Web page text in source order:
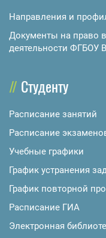
Направления и
Документы на право
деятельности ФГБОУ
Студенту
Расписание занятий
Расписание
Учебные графики
График устранения
График повторной
Расписание ГИА
Электронная